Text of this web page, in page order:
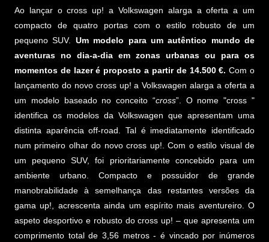
Ao lançar o cross up! a Volkswagen alarga a oferta a um
compacto de quatro portas com o estilo robusto de um
pequeno SUV. Um modelo para um autêntico mundo de
aventuras no dia-a-dia em zonas urbanas ou para os
momentos de lazer é proposto a partir de 14.500 €. Com o
lançamento do novo cross up! a Volkswagen alarga a oferta a
um modelo baseado no conceito “cross”. O nome "cross "
identifica os modelos da Volkswagen que apresentam uma
distinta aparência off-road. Tal é imediatamente identificado
num primeiro olhar do novo cross up!. Com o estilo visual de
um pequeno SUV, foi prioritariamente concebido para um
ambiente urbano. Compacto e possuidor de grande
manobrabilidade à semelhança das restantes versões da
gama up!, acrescenta ainda um espírito mais aventureiro. O
aspeto desportivo e robusto do cross up! – que apresenta um
comprimento total de 3,56 metros - é vincado por inúmeros